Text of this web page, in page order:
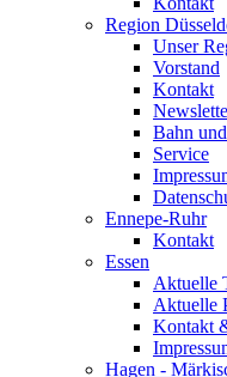
Region
Unser
Vorstand
Kontakt
Bahn
Service
Ennepe-Ruhr
Kontakt
Essen
Aktuelle
Aktuelle
Kontakt
Hagen -